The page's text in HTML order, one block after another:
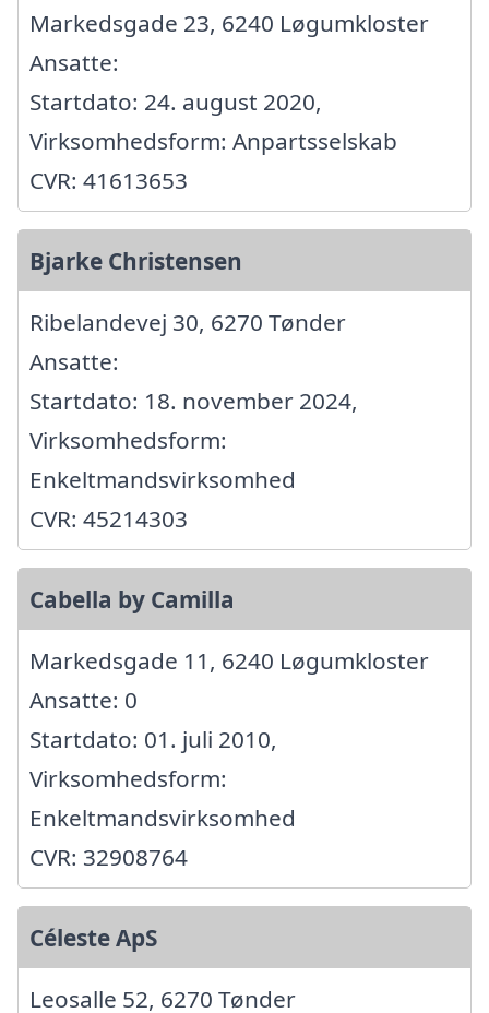
Markedsgade 23, 6240 Løgumkloster
Ansatte:
Startdato: 24. august 2020,
Virksomhedsform: Anpartsselskab
CVR: 41613653
Bjarke Christensen
Ribelandevej 30, 6270 Tønder
Ansatte:
Startdato: 18. november 2024,
Virksomhedsform:
Enkeltmandsvirksomhed
CVR: 45214303
Cabella by Camilla
Markedsgade 11, 6240 Løgumkloster
Ansatte: 0
Startdato: 01. juli 2010,
Virksomhedsform:
Enkeltmandsvirksomhed
CVR: 32908764
Céleste ApS
Leosalle 52, 6270 Tønder